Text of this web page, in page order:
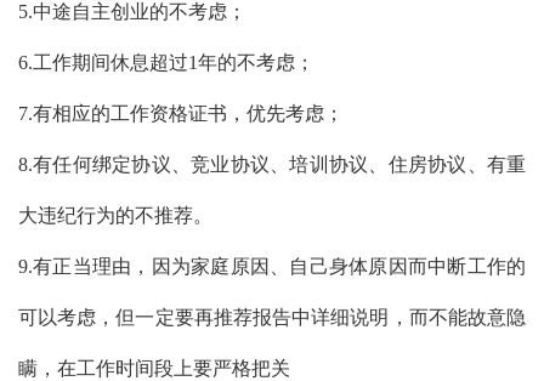
5.中途自主创业的不考虑；
6.工作期间休息超过1年的不考虑；
7.有相应的工作资格证书，优先考虑；
8.有任何绑定协议、竞业协议、培训协议、住房协议、有重
大违纪行为的不推荐。
9.有正当理由，因为家庭原因、自己身体原因而中断工作的
可以考虑，但一定要再推荐报告中详细说明，而不能故意隐
瞒，在工作时间段上要严格把关